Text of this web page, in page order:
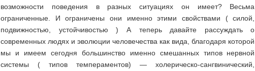
возможности поведения в разных ситуациях он имеет? Весьма
ограниченные. И ограничены они именно этими свойствами ( силой,
подвижностью, устойчивостью ) А теперь давайте рассуждать о
современных людях и эволюции человечества как вида, благодаря которой
мы и имеем сегодня большинство именно смешанных типов нервной
системы ( типов темпераментов) — холерическо-сангвинический,